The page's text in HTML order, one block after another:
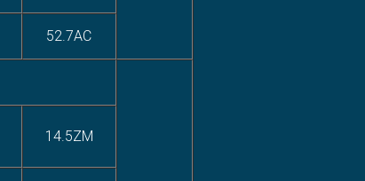
52.7AC
14.5ZM